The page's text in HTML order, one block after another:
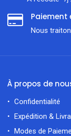
Paiement
Nous
À propos de
Confidentialité
Expédition &
Modes de